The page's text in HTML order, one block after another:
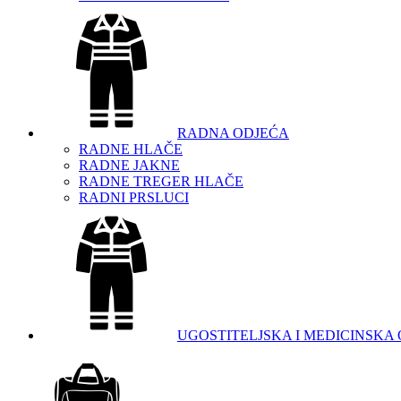
RADNA ODJEĆA
RADNE HLAČE
RADNE JAKNE
RADNE TREGER HLAČE
RADNI PRSLUCI
UGOSTITELJSKA I MEDICINSKA